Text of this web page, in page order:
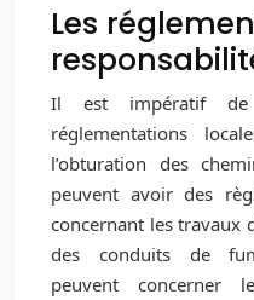
Les
Il est impératif
réglementations
l’obturation des
peuvent avoir des
concernant les travaux
des conduits de
peuvent concerner